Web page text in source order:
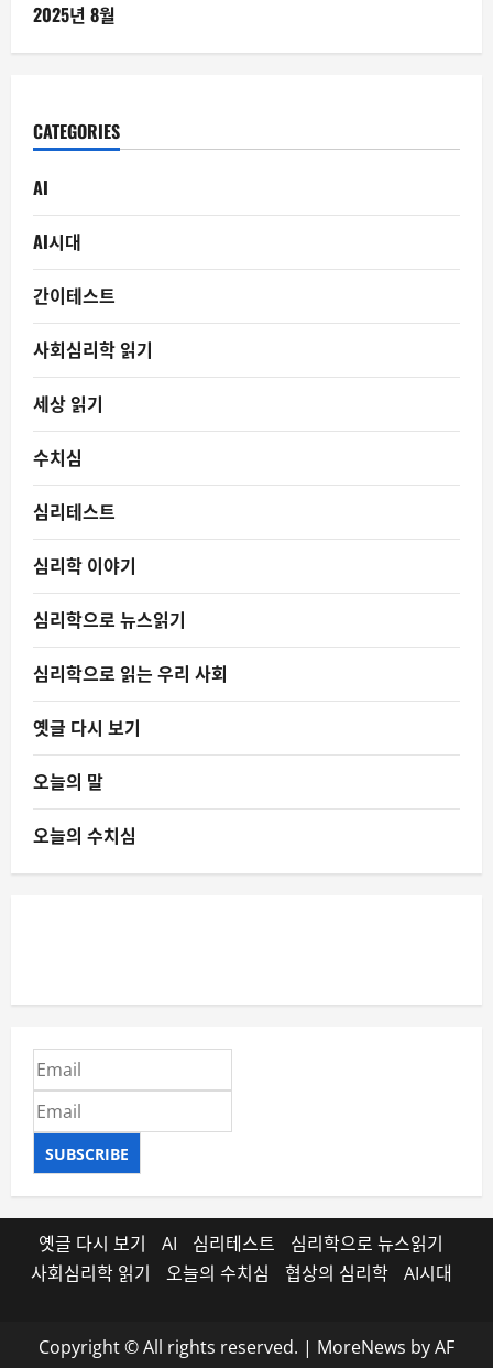
2025년 8월
CATEGORIES
AI
AI시대
간이테스트
사회심리학 읽기
세상 읽기
수치심
심리테스트
심리학 이야기
심리학으로 뉴스읽기
심리학으로 읽는 우리 사회
옛글 다시 보기
오늘의 말
오늘의 수치심
SUBSCRIBE
옛글 다시 보기 AI 심리테스트
심리학으로 뉴스읽기
사회심리학 읽기
오늘의 수치심 협상의 심리학 AI시대
Copyright © All rights reserved. | MoreNews by AF